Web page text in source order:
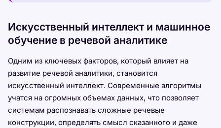
Искусственный интеллект и машинное
обучение в речевой аналитике
Одним из ключевых факторов, который влияет на
развитие речевой аналитики, становится
искусственный интеллект. Современные алгоритмы
учатся на огромных объемах данных, что позволяет
системам распознавать сложные речевые
конструкции, определять смысл сказанного и даже